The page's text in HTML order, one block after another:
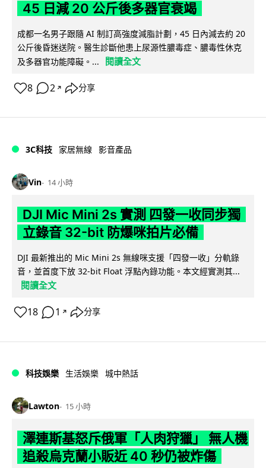
45 日減 20 公斤後多器官衰竭
成都一名男子跟隨 AI 制訂高強度減脂計劃，45 日內減去約 20
公斤後昏迷送院。醫生診斷他患上尿源性膿毒症、膿毒性休克
及多器官功能障礙。...
閱讀全文
8 2 ↗ 分享
3C科技 家居無線 影音產品
Vin 14 小時
DJI Mic Mini 2s 實測 四發一收同步獨
立錄音 32-bit 防爆咪拍片必備
DJI 最新推出的 Mic Mini 2s 無線咪支援「四發一收」分軌錄
音，並首度下放 32-bit Float 浮點內錄功能。本文經實測其...
閱讀全文
18 1 ↗ 分享
科技娛樂 生活娛樂 城中熱話
Lawton 15 小時
澤連斯基怒斥俄軍「人肉狩獵」 無人機
追殺烏克蘭小販近 40 秒仍被炸傷